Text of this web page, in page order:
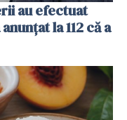
au efectuat
la 112 că a